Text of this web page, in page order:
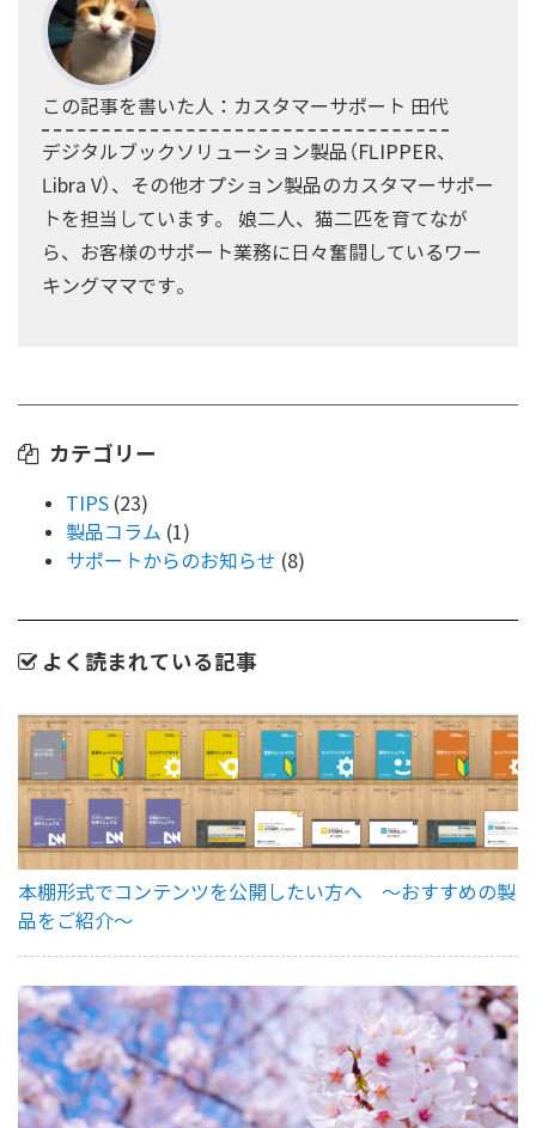
この記事を書いた人：カスタマーサポート 田代
デジタルブックソリューション製品（FLIPPER、
Libra V）、その他オプション製品のカスタマーサポー
トを担当しています。 娘二人、猫二匹を育てなが
ら、お客様のサポート業務に日々奮闘しているワー
キングママです。
カテゴリー
TIPS (23)
製品コラム (1)
サポートからのお知らせ (8)
よく読まれている記事
本棚形式でコンテンツを公開したい方へ ～おすすめの製
品をご紹介～